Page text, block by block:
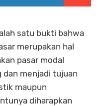
satu bukti bahwa
merupakan hal
pasar modal
dan menjadi tujuan
maupun
diharapkan